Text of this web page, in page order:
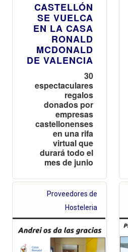
CASTELLÓN
SE VUELCA
EN LA CASA
RONALD
MCDONALD
DE VALENCIA
30
espectaculares
regalos
donados por
empresas
castellonenses
en una rifa
virtual que
durará todo el
mes de junio
Proveedores de
Hosteleria